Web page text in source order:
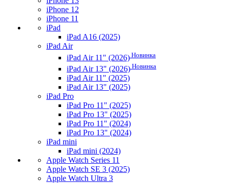
iPhone 12
iPhone 11
iPad
iPad A16 (2025)
iPad Air
iPad Air 11" (2026) Новинка
iPad Air 13" (2026) Новинка
iPad Air 11" (2025)
iPad Air 13" (2025)
iPad Pro
iPad Pro 11" (2025)
iPad Pro 13" (2025)
iPad Pro 11" (2024)
iPad Pro 13" (2024)
iPad mini
iPad mini (2024)
Apple Watch Series 11
Apple Watch SE 3 (2025)
Apple Watch Ultra 3